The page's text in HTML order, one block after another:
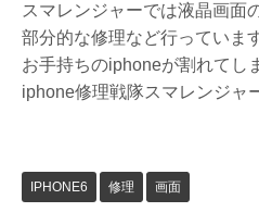
スマレンジャーでは液晶画面
部分的な修理など行っていま
お手持ちのiphoneが割れてし
iphone修理戦隊スマレンジャ
IPHONE6 修理 画面